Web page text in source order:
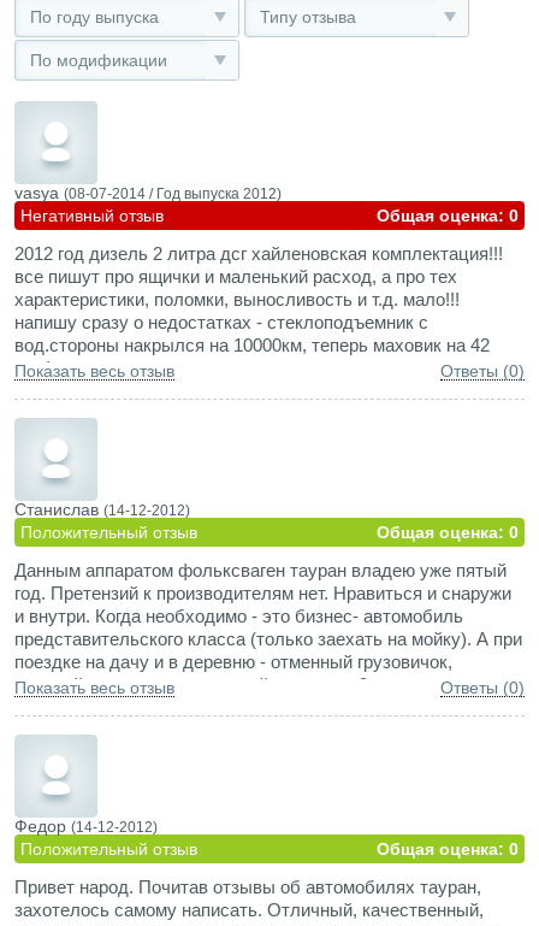
По году выпуска
Типу отзыва
По модификации
vasya (08-07-2014 / Год выпуска 2012)
Негативный отзыв Общая оценка: 0
2012 год дизель 2 литра дсг хайленовская комплектация!!!
все пишут про ящички и маленький расход, а про тех
характеристики, поломки, выносливость и т.д. мало!!!
напишу сразу о недостатках - стеклоподъемник с
вод.стороны накрылся на 10000км, теперь маховик на 42
тыс! в лес не заехать, все цепляет на грязи как корова на
дилеры вообще офигели, водят за нос! Был до этого
гольф-3, супер, 12 лет отъездил и ничего! вот так вот
ребята!!! в остальном все хорошо!!! сборка чистый немец.
Показать весь отзыв Ответы (0)
Станислав (14-12-2012)
Положительный отзыв Общая оценка: 0
Данным аппаратом фольксваген тауран владею уже пятый
год. Претензий к производителям нет. Нравиться и снаружи
и внутри. Когда необходимо - это бизнес- автомобиль
представительского класса (только заехать на мойку). А при
поездке на дачу и в деревню - отменный грузовичок,
который превращается в оный в течение 2 минут - снял
Показать весь отзыв Ответы (0)
Федор (14-12-2012)
Положительный отзыв Общая оценка: 0
Привет народ. Почитав отзывы об автомобилях тауран,
захотелось самому написать. Отличный, качественный,